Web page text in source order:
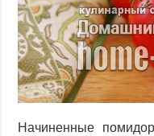
Начиненные